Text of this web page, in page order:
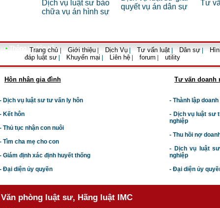
Dịch vụ luật sư bào
chữa vụ án hình sự
quyết vụ án dân sự
Tư
• Thông tin liên hệ
Trang chủ Giới thiệu Dịch Vụ Tư vấn luật Dân sự
đáp luật sư
Khuyến mại Liên hệ forum utility
Hôn nhân gia đình
Dịch vụ luật sư tư vấn ly hôn
Kết hôn
Thủ tục nhận con nuôi
Tìm cha mẹ cho con
Giám định xác định huyết thống
Đại diện ủy quyền
Tư vấn doanh
- Thành lập
- Dịch vụ luật sư t
nghiệp
- Thu hồi nợ
- Dịch vụ luật
nghiệp
- Đại diện ủy
Văn phòng luật sư, Hãng luật IMC